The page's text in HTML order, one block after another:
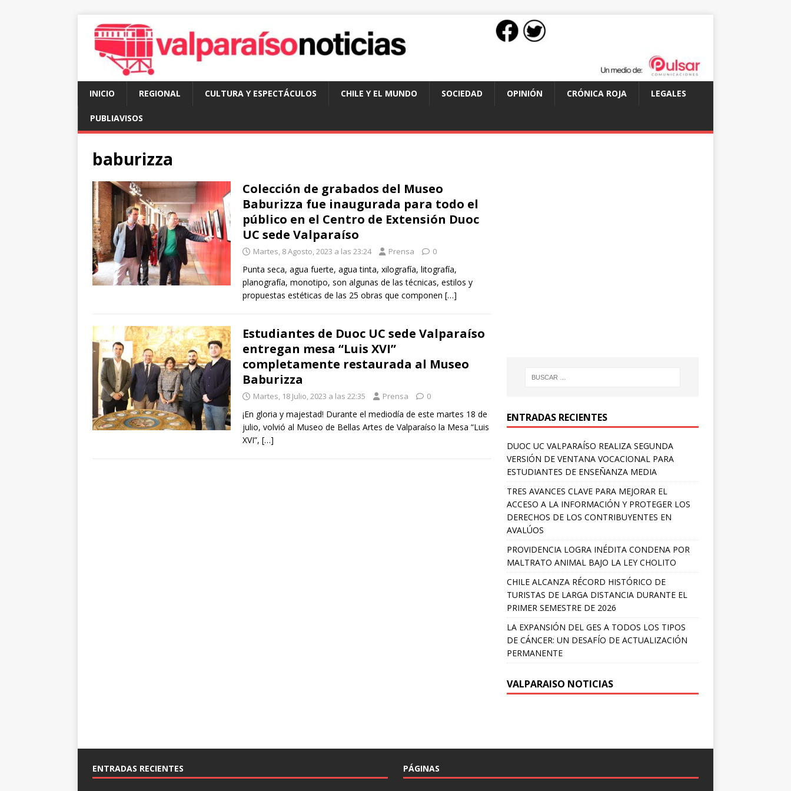
INICIO REGIONAL CULTURA Y ESPECTÁCULOS CHILE Y EL MUNDO SOCIEDAD OPINIÓN CRÓNICA ROJA LEGALES
PUBLIAVISOS
baburizza
Colección de grabados del Museo
Baburizza fue inaugurada para todo el
público en el Centro de Extensión Duoc
UC sede Valparaíso
Martes, 8 Agosto, 2023 a las 23:24 Prensa 0
Punta seca, agua fuerte, agua tinta, xilografía, litografía,
planografía, monotipo, son algunas de las técnicas, estilos y
propuestas estéticas de las 25 obras que componen […]
Estudiantes de Duoc UC sede Valparaíso
entregan mesa “Luis XVI”
completamente restaurada al Museo
Baburizza
Martes, 18 Julio, 2023 a las 22:35 Prensa 0
¡En gloria y majestad! Durante el mediodía de este martes 18 de
julio, volvió al Museo de Bellas Artes de Valparaíso la Mesa “Luis
XVI”, […]
ENTRADAS RECIENTES
DUOC UC VALPARAÍSO REALIZA SEGUNDA
VERSIÓN DE VENTANA VOCACIONAL PARA
ESTUDIANTES DE ENSEÑANZA MEDIA
TRES AVANCES CLAVE PARA MEJORAR EL
ACCESO A LA INFORMACIÓN Y PROTEGER LOS
DERECHOS DE LOS CONTRIBUYENTES EN
AVALÚOS
PROVIDENCIA LOGRA INÉDITA CONDENA POR
MALTRATO ANIMAL BAJO LA LEY CHOLITO
CHILE ALCANZA RÉCORD HISTÓRICO DE
TURISTAS DE LARGA DISTANCIA DURANTE EL
PRIMER SEMESTRE DE 2026
LA EXPANSIÓN DEL GES A TODOS LOS TIPOS
DE CÁNCER: UN DESAFÍO DE ACTUALIZACIÓN
PERMANENTE
VALPARAISO NOTICIAS
ENTRADAS RECIENTES PÁGINAS